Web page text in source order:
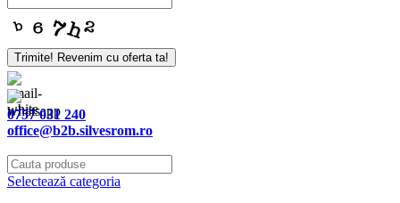
Trimite! Revenim cu oferta ta!
Your
Website
0757 031 240
office@b2b.silvesrom.ro
Selectează categoria